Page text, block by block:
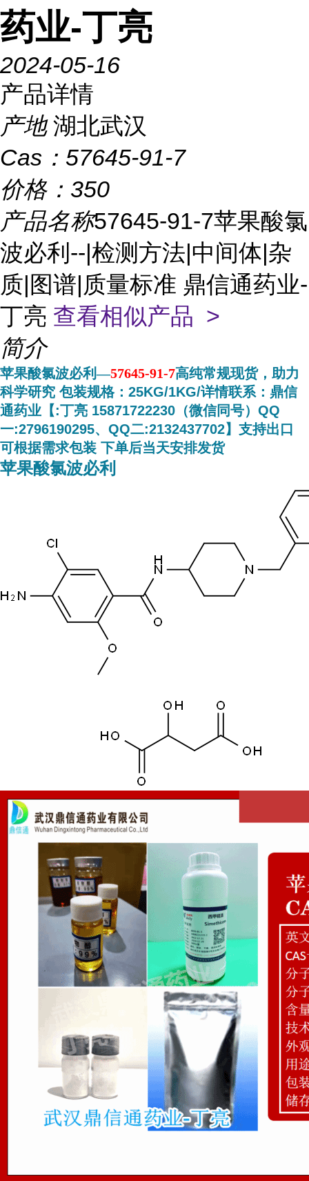
药业-丁亮
2024-05-16
产品详情
产地 湖北武汉
Cas： 57645-91-7
价格： 350
产品名称57645-91-7苹果酸氯
波必利--|检测方法|中间体|杂
质|图谱|质量标准 鼎信通药业-
丁亮 查看相似产品 >
简介
苹果酸氯波必利—57645-91-7高纯常规现货，助力
科学研究 包装规格：25KG/1KG/详情联系：鼎信
通药业【:丁亮 15871722230（微信同号）QQ
一:2796190295、QQ二:2132437702】支持出口
可根据需求包装 下单后当天安排发货
苹果酸氯波必利